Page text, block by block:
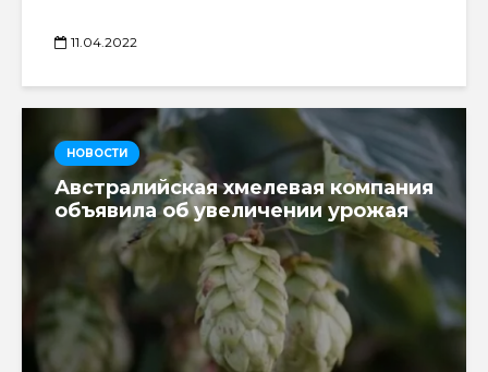
11.04.2022
НОВОСТИ
Австралийская хмелевая компания
объявила об увеличении урожая